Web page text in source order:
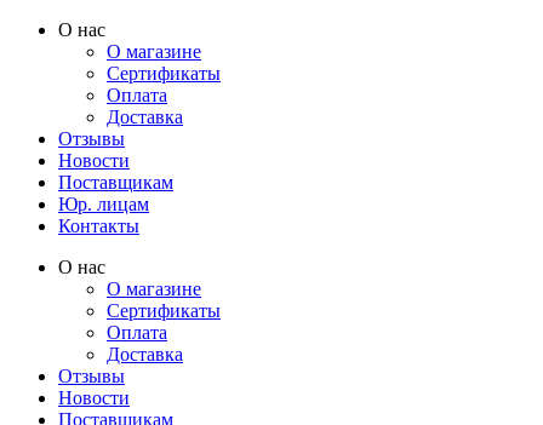
Перейти
содержимому
О нас
О магазине
Сертификаты
Оплата
Доставка
Отзывы
Новости
Поставщикам
Юр. лицам
Контакты
О нас
О магазине
Сертификаты
Оплата
Доставка
Отзывы
Новости
Поставщикам